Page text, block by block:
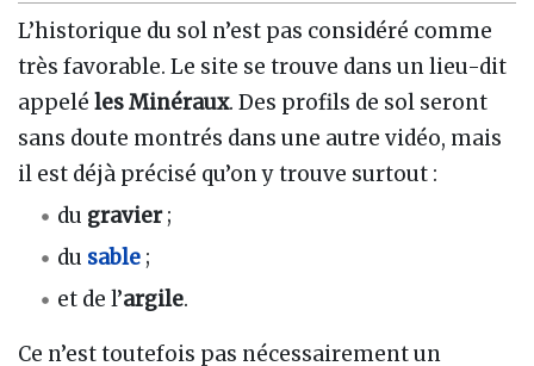
L’historique du sol n’est pas considéré comme
très favorable. Le site se trouve dans un lieu-dit
appelé les Minéraux. Des profils de sol seront
sans doute montrés dans une autre vidéo, mais
il est déjà précisé qu’on y trouve surtout :
du gravier;
du sable ;
et de l’argile.
Ce n’est toutefois pas nécessairement un